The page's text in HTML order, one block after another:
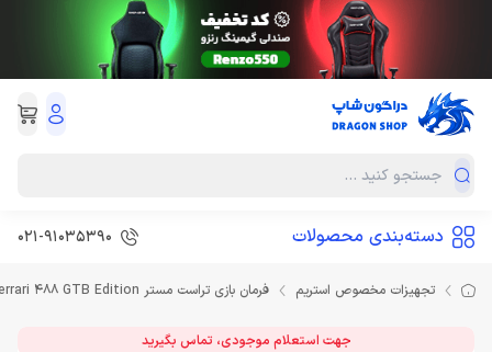
دسته‌بندی محصولات 021-91035390
تجهیزات مخصوص استریم فرمان بازی تراست مستر Thrustmaster T80 Ferrari 488 GTB Edition
جهت استعلام موجودی، تماس بگیرید